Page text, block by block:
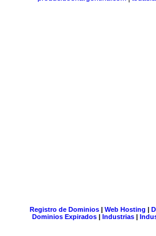
Registro de Dominios| Web Hosting |
Dominios Expirados | Industrias |